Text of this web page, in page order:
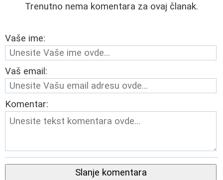
Trenutno nema komentara za ovaj članak.
Vaše ime:
Vaš email:
Komentar:
Slanje komentara